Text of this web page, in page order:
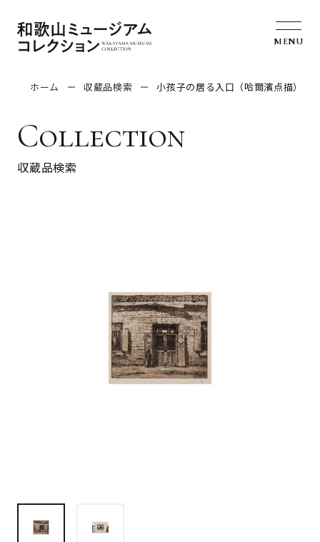
MENU
ホーム 収蔵品検索 小孩子の居る入口（哈爾濱点描）
Collection
収蔵品検索